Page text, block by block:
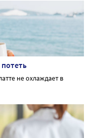
не охлаждает в